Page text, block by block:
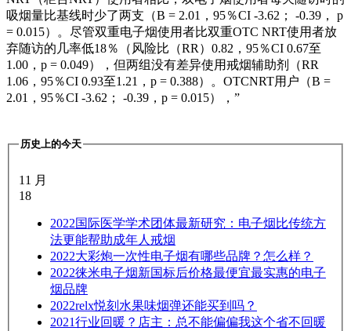
吸烟量比基线时少了两支（B = 2.01，95％CI -3.62； -0.39， p
= 0.015）。尽管双重电子烟使用者比双重OTC NRT使用者放
弃随访的几率低18％（风险比（RR）0.82，95％CI 0.67至
1.00，p = 0.049），但两组没有差异使用戒烟辅助剂（RR
1.06，95％CI 0.93至1.21，p = 0.388）。OTCNRT用户（B =
2.01，95％CI -3.62； -0.39，p = 0.015），”
历史上的今天
11 月
18
2022国际医学学术团体最新研究：电子烟比传统方
法更能帮助成年人戒烟
2022大彩炮一次性电子烟有哪些品牌？怎么样？
2022徕米电子烟新国标后价格最便宜最实惠的电子
烟品牌
2022relx悦刻水果味烟弹还能买到吗？
2021行业回暖？店主：总不能偏偏我这个省不回暖